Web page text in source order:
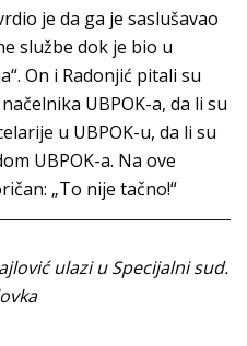
je da ga je saslušavao
službe dok je bio u
On i Radonjić pitali su
UBPOK-a, da li su
u UBPOK-u, da li su
UBPOK-a. Na ove
„To nije tačno!“
ulazi u Specijalni sud.